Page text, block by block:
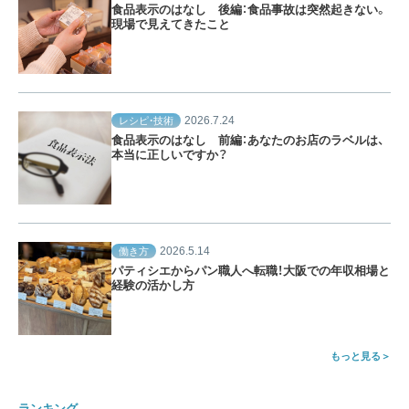
食品表示のはなし 後編：食品事故は突然起きない。
現場で見えてきたこと
レシピ・技術 2026.7.24
食品表示のはなし 前編：あなたのお店のラベルは、
本当に正しいですか？
働き方 2026.5.14
パティシエからパン職人へ転職！大阪での年収相場と
経験の活かし方
もっと見る